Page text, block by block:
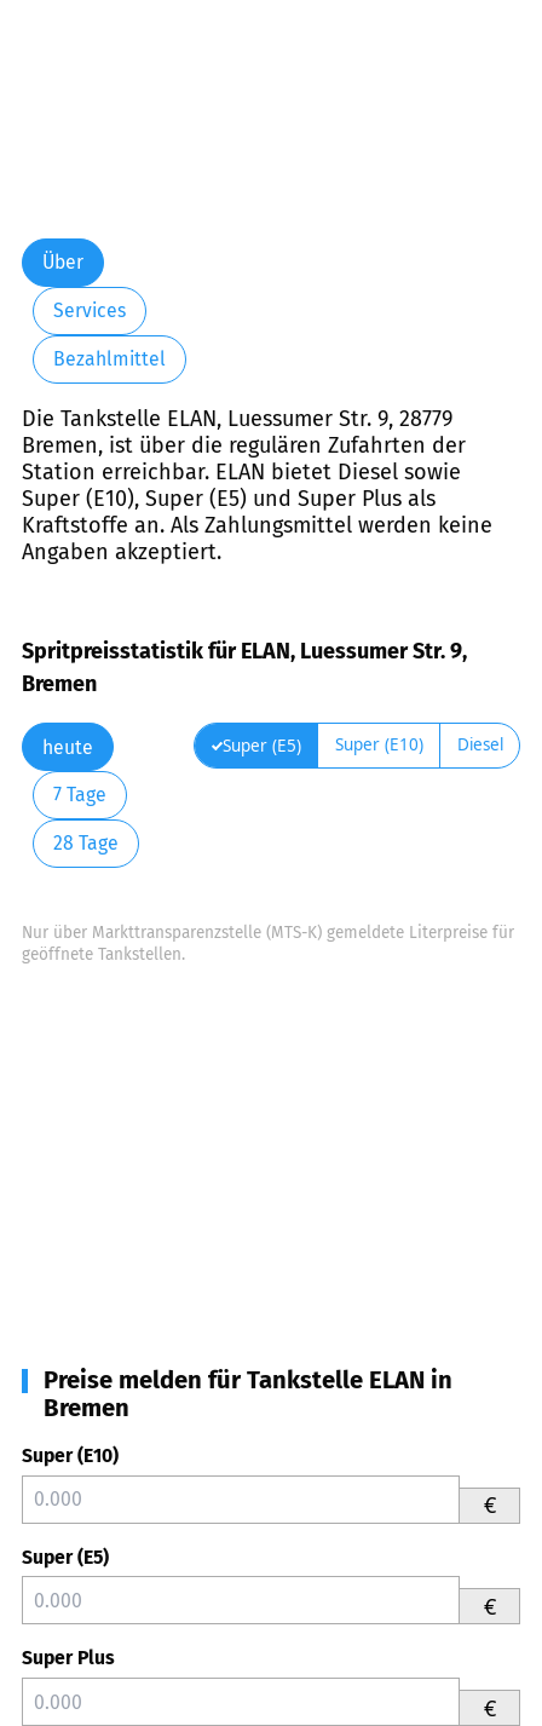
Über
Services
Bezahlmittel
Die Tankstelle ELAN, Luessumer Str. 9, 28779
Bremen, ist über die regulären Zufahrten der
Station erreichbar. ELAN bietet Diesel sowie
Super (E10), Super (E5) und Super Plus als
Kraftstoffe an. Als Zahlungsmittel werden keine
Angaben akzeptiert.
Spritpreisstatistik für ELAN, Luessumer Str. 9,
Bremen
heute
7 Tage
28 Tage
Super (E5) Super (E10) Diesel
Nur über Markttransparenzstelle (MTS-K) gemeldete Literpreise für
geöffnete Tankstellen.
Preise melden für Tankstelle ELAN in
Bremen
Super (E10)
€
Super (E5)
€
Super Plus
€